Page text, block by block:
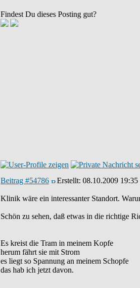
Findest Du dieses Posting gut?
Beitrag #54786 Erstellt: 08.10.2009 19:35
Klinik wäre ein interessanter Standort.
Schön zu sehen, daß etwas in die richtige
Es kreist die Tram in meinem Kopfe
herum fährt sie mit Strom
es liegt so Spannung an meinem Schopfe
das hab ich jetzt davon.